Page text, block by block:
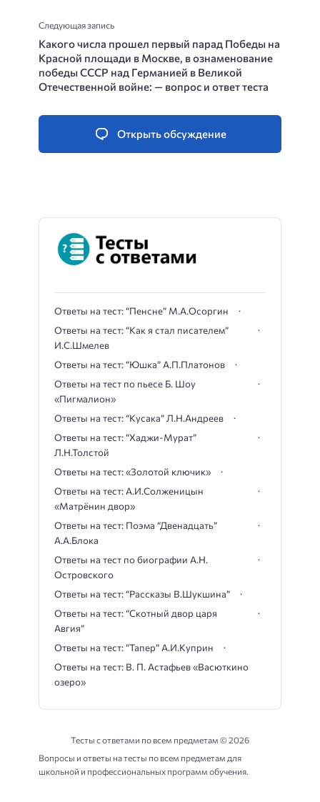
Следующая запись
Какого числа прошел первый парад Победы на
Красной площади в Москве, в ознаменование
победы СССР над Германией в Великой
Отечественной войне: — вопрос и ответ теста
Открыть обсуждение
Ответы на тест: “Пенсне” М.А.Осоргин
Ответы на тест: “Как я стал писателем”
И.С.Шмелев
Ответы на тест: “Юшка” А.П.Платонов
Ответы на тест по пьесе Б. Шоу
«Пигмалион»
Ответы на тест: “Кусака” Л.Н.Андреев
Ответы на тест: “Хаджи-Мурат”
Л.Н.Толстой
Ответы на тест: «Золотой ключик»
Ответы на тест: А.И.Солженицын
«Матрёнин двор»
Ответы на тест: Поэма “Двенадцать”
А.А.Блока
Ответы на тест по биографии А.Н.
Островского
Ответы на тест: “Рассказы В.Шукшина”
Ответы на тест: “Скотный двор царя
Авгия”
Ответы на тест: “Тапер” А.И.Куприн
Ответы на тест: В. П. Астафьев «Васюткино
озеро»
Тесты с ответами по всем предметам ©2026
Вопросы и ответы на тесты по всем предметам для
школьной и профессиональных программ обучения.